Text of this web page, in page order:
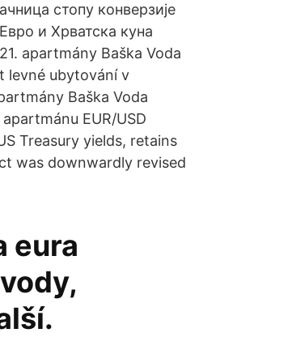
стопу конверзије
и Хрватска куна
apartmány Baška Voda
levné ubytování v
Baška Voda
EUR/USD
Treasury yields, retains
was downwardly revised
eura